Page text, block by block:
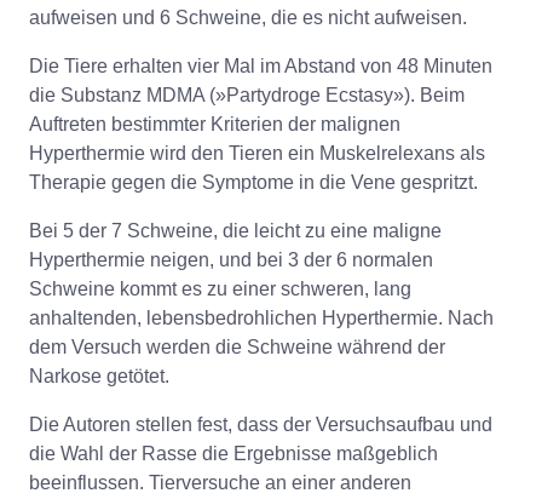
aufweisen und 6 Schweine, die es nicht aufweisen.
Die Tiere erhalten vier Mal im Abstand von 48 Minuten
die Substanz MDMA (»Partydroge Ecstasy»). Beim
Auftreten bestimmter Kriterien der malignen
Hyperthermie wird den Tieren ein Muskelrelexans als
Therapie gegen die Symptome in die Vene gespritzt.
Bei 5 der 7 Schweine, die leicht zu eine maligne
Hyperthermie neigen, und bei 3 der 6 normalen
Schweine kommt es zu einer schweren, lang
anhaltenden, lebensbedrohlichen Hyperthermie. Nach
dem Versuch werden die Schweine während der
Narkose getötet.
Die Autoren stellen fest, dass der Versuchsaufbau und
die Wahl der Rasse die Ergebnisse maßgeblich
beeinflussen. Tierversuche an einer anderen